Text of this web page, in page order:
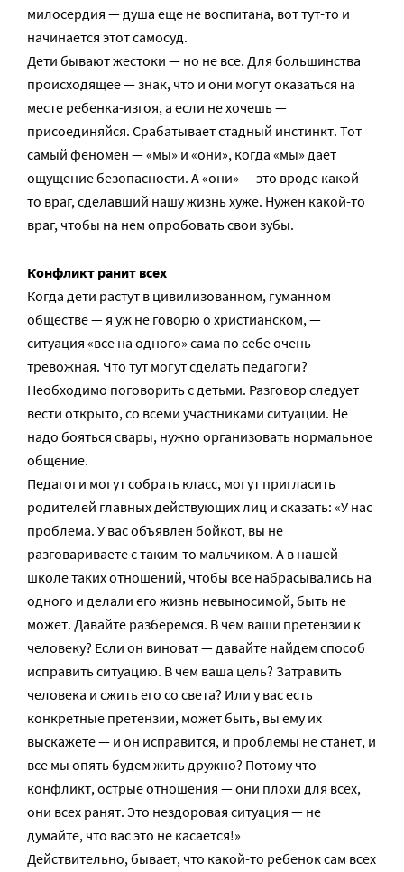
милосердия — душа еще не воспитана, вот тут-то и
начинается этот самосуд.
Дети бывают жестоки — но не все. Для большинства
происходящее — знак, что и они могут оказаться на
месте ребенка-изгоя, а если не хочешь —
присоединяйся. Срабатывает стадный инстинкт. Тот
самый феномен — «мы» и «они», когда «мы» дает
ощущение безопасности. А «они» — это вроде какой-
то враг, сделавший нашу жизнь хуже. Нужен какой-то
враг, чтобы на нем опробовать свои зубы.
Конфликт ранит всех
Когда дети растут в цивилизованном, гуманном
обществе — я уж не говорю о христианском, —
ситуация «все на одного» сама по себе очень
тревожная. Что тут могут сделать педагоги?
Необходимо поговорить с детьми. Разговор следует
вести открыто, со всеми участниками ситуации. Не
надо бояться свары, нужно организовать нормальное
общение.
Педагоги могут собрать класс, могут пригласить
родителей главных действующих лиц и сказать: «У нас
проблема. У вас объявлен бойкот, вы не
разговариваете с таким-то мальчиком. А в нашей
школе таких отношений, чтобы все набрасывались на
одного и делали его жизнь невыносимой, быть не
может. Давайте разберемся. В чем ваши претензии к
человеку? Если он виноват — давайте найдем способ
исправить ситуацию. В чем ваша цель? Затравить
человека и сжить его со света? Или у вас есть
конкретные претензии, может быть, вы ему их
выскажете — и он исправится, и проблемы не станет, и
все мы опять будем жить дружно? Потому что
конфликт, острые отношения — они плохи для всех,
они всех ранят. Это нездоровая ситуация — не
думайте, что вас это не касается!»
Действительно, бывает, что какой-то ребенок сам всех